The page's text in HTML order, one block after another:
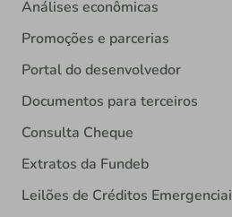
Análises econômicas
Promoções e parcerias
Portal do desenvolvedor
Documentos para terceiros
Consulta Cheque
Extratos da Fundeb
Leilões de Créditos